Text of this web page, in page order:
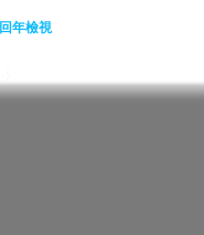
回年檢視